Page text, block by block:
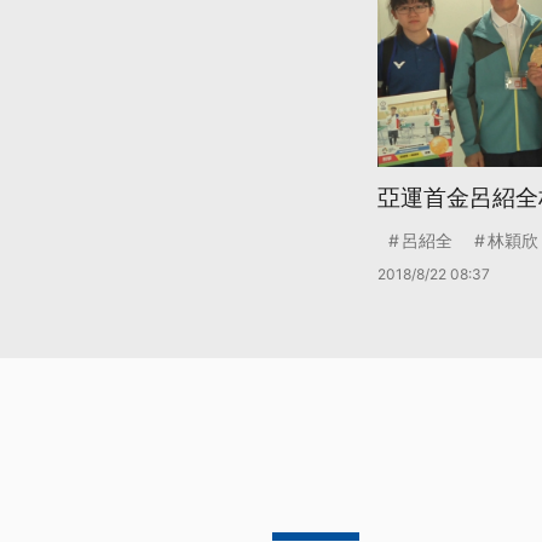
亞運首金呂紹
呂紹全 林穎欣
2018/8/22 08:37